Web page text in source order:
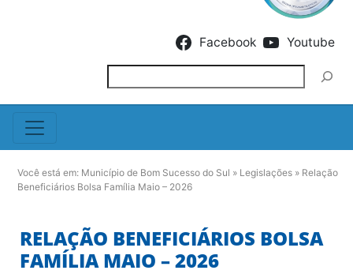
Facebook Youtube
Você está em: Município de Bom Sucesso do Sul » Legislações » Relação
Beneficiários Bolsa Família Maio – 2026
RELAÇÃO BENEFICIÁRIOS BOLSA
FAMÍLIA MAIO – 2026